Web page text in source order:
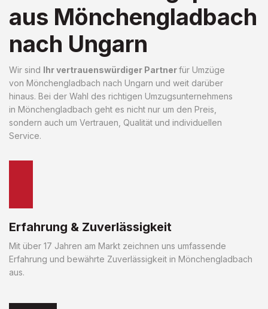
aus Mönchengladbach
nach Ungarn
Wir sind Ihr vertrauenswürdiger Partnerfür Umzüge
von Mönchengladbach nach Ungarn und weit darüber
hinaus. Bei der Wahl des richtigen Umzugsunternehmens
in Mönchengladbach geht es nicht nur um den Preis,
sondern auch um Vertrauen, Qualität und individuellen
Service.
Erfahrung & Zuverlässigkeit
Mit über 17 Jahren am Markt zeichnen uns umfassende
Erfahrung und bewährte Zuverlässigkeit in Mönchengladbach
aus.